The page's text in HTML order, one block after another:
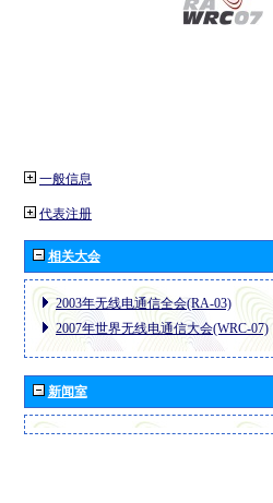
一般信息
代表注册
相关大会
2003年无线电通信全会(RA-03)
2007年世界无线电通信大会(WRC-07)
新闻室